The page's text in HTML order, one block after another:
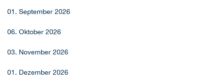
01. September 2026
06. Oktober 2026
03. November 2026
01. Dezember 2026